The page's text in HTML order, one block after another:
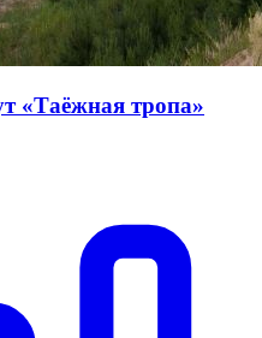
«Таёжная тропа»